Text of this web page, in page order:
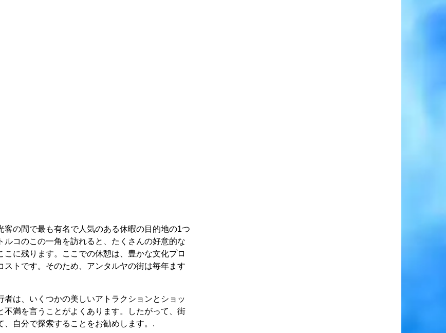
の間で最も有名で人気のある休暇の目的地の1つ
コのこの一角を訪れると、たくさんの好意的な
に残ります。ここでの休憩は、豊かな文化プロ
トです。そのため、アンタルヤの街は毎年ます
は、いくつかの美しいアトラクションとショッ
満を言うことがよくあります。したがって、街
自分で探索することをお勧めします。.